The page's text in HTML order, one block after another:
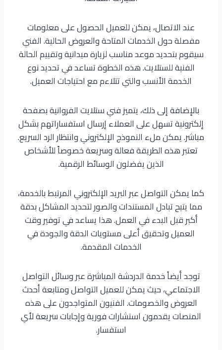
عند الاتصال، يمكن للعميل الحصول على معلومات
مفصلة حول الخدمات المتاحة والعروض الحالية. الفني
سيقوم بتحديد موعد مناسب لزيارة ميدانية وتقييم الحالة
الفنية للستلايت. هذه الخطوة تساعد في تحديد نوع
الخدمة الأنسب والتي تتلاءم مع احتياجات العميل.
بالإضافة إلى ذلك، يتميز فني ستلايت الفروانية بصفحة
إلكترونية تسهل على العملاء إرسال استفساراتهم بشكل
مباشر. يمكن ملء النموذج الإلكتروني وانتظار الرد السريع.
تعتبر هذه الطريقة فعالة وسريعة خصوصاً للأشخاص
الذين يفضلون الوسائط الرقمية.
كما يمكن التواصل عبر البريد الإلكتروني المرتبط بالخدمة،
مما يتيح تبادل المستندات والصور لتحديد المشاكل بدقة
أكبر قبل البدء في العمل. هذا يساعد في توفير وقت
العميل وتحقيق أعلى مستويات الدقة والجودة في
الخدمات المقدمة.
توجد أيضاً خدمة الدردشة المباشرة عبر وسائل التواصل
الاجتماعي، حيث يمكن للعميل التواصل ومتابعة أحدث
العروض والخصومات. الفنيون المتواجدون على هذه
المنصات يقدمون استشارات فورية وإجابات سريعة لأي
استفسار.